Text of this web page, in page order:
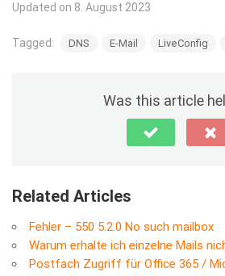
Updated on 8. August 2023
Tagged: DNS E-Mail LiveConfig
Was this article
Related Articles
Fehler – 550 5.2.0 No such mailbox
Warum erhalte ich einzelne Mails
Postfach Zugriff für Office 365 /